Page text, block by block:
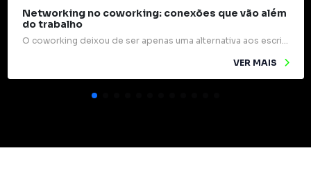
Networking no coworking: conexões que vão além
do trabalho
O coworking deixou de ser apenas uma alternativa aos escritórios tradicionais e passou a ocupar um papel estratégico na forma como profissionais e empresas se relacionam. Mais do que mesas compartilhadas e internet rápida, esses espaços são verdadeiros pontos de encontro para ideias, experiências e oportunidades. Um dos grandes diferenciais do coworking é o networking […]
VER MAIS